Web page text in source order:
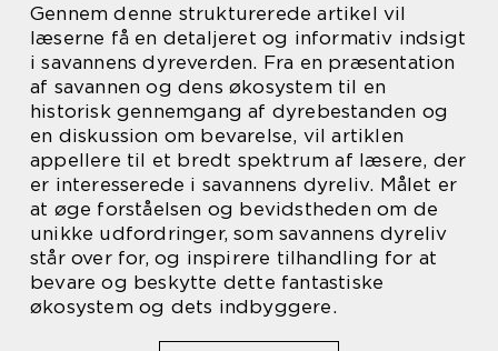
Gennem denne strukturerede artikel vil
læserne få en detaljeret og informativ indsigt
i savannens dyreverden. Fra en præsentation
af savannen og dens økosystem til en
historisk gennemgang af dyrebestanden og
en diskussion om bevarelse, vil artiklen
appellere til et bredt spektrum af læsere, der
er interesserede i savannens dyreliv. Målet er
at øge forståelsen og bevidstheden om de
unikke udfordringer, som savannens dyreliv
står over for, og inspirere tilhandling for at
bevare og beskytte dette fantastiske
økosystem og dets indbyggere.